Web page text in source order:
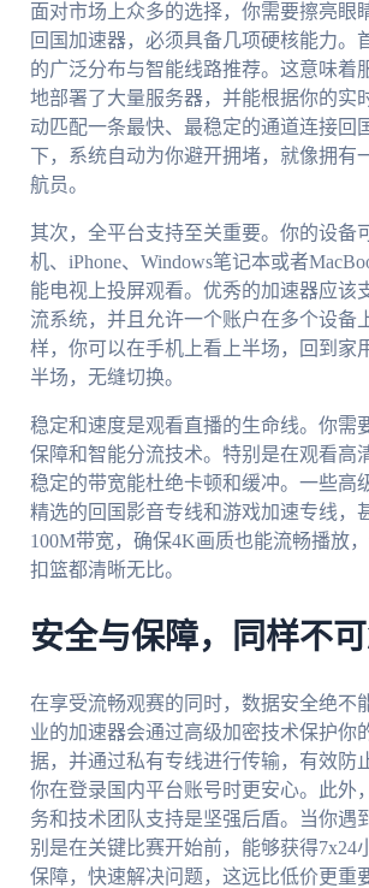
面对市场上众多的选择，你需要擦亮眼
回国加速器，必须具备几项硬核能力。
的广泛分布与智能线路推荐。这意味着
地部署了大量服务器，并能根据你的实
动匹配一条最快、最稳定的通道连接回
下，系统自动为你避开拥堵，就像拥有
航员。
其次，全平台支持至关重要。你的设备
机、iPhone、Windows笔记本或者
能电视上投屏观看。优秀的加速器应该
流系统，并且允许一个账户在多个设备
样，你可以在手机上看上半场，回到家
半场，无缝切换。
稳定和速度是观看直播的生命线。你需
保障和智能分流技术。特别是在观看高
稳定的带宽能杜绝卡顿和缓冲。一些高
精选的回国影音专线和游戏加速专线，
100M带宽，确保4K画质也能流畅播放
扣篮都清晰无比。
安全与保障，同样不
在享受流畅观赛的同时，数据安全绝不
业的加速器会通过高级加密技术保护你
据，并通过私有专线进行传输，有效防
你在登录国内平台账号时更安心。此外
务和技术团队支持是坚强后盾。当你遇
别是在关键比赛开始前，能够获得7x24
保障，快速解决问题，这远比低价更重